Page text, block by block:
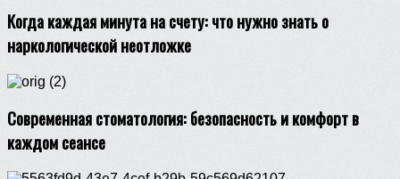
Когда каждая минута на счету: что нужно знать о
наркологической неотложке
Современная стоматология: безопасность и комфорт в
каждом сеансе